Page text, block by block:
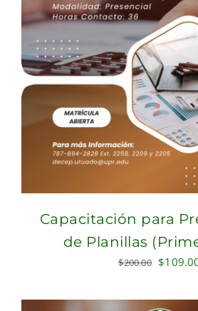
Capacitación para
de Planillas
$200.00 Original
was:
$